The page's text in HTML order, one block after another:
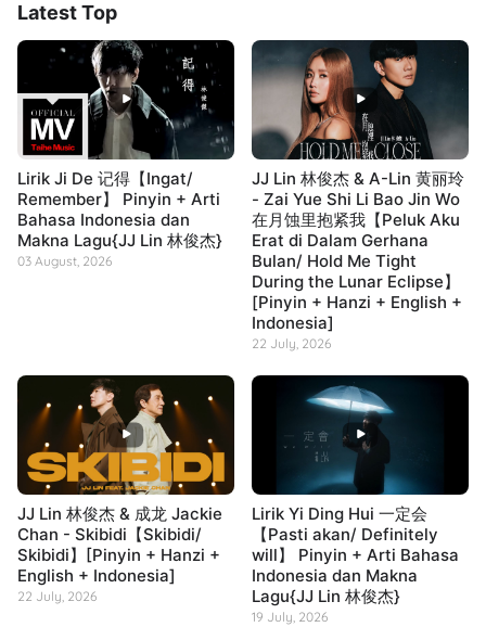
Latest Top
Lirik Ji De 记得【Ingat/
Remember】 Pinyin + Arti
Bahasa Indonesia dan
Makna Lagu{JJ Lin 林俊杰}
03 August, 2026
JJ Lin 林俊杰 & A-Lin 黄丽玲
- Zai Yue Shi Li Bao Jin Wo
在月蚀里抱紧我【Peluk Aku
Erat di Dalam Gerhana
Bulan/ Hold Me Tight
During the Lunar Eclipse】
[Pinyin + Hanzi + English +
Indonesia]
22 July, 2026
JJ Lin 林俊杰 & 成龙 Jackie
Chan - Skibidi【Skibidi/
Skibidi】[Pinyin + Hanzi +
English + Indonesia]
22 July, 2026
Lirik Yi Ding Hui 一定会
【Pasti akan/ Definitely
will】 Pinyin + Arti Bahasa
Indonesia dan Makna
Lagu{JJ Lin 林俊杰}
19 July, 2026